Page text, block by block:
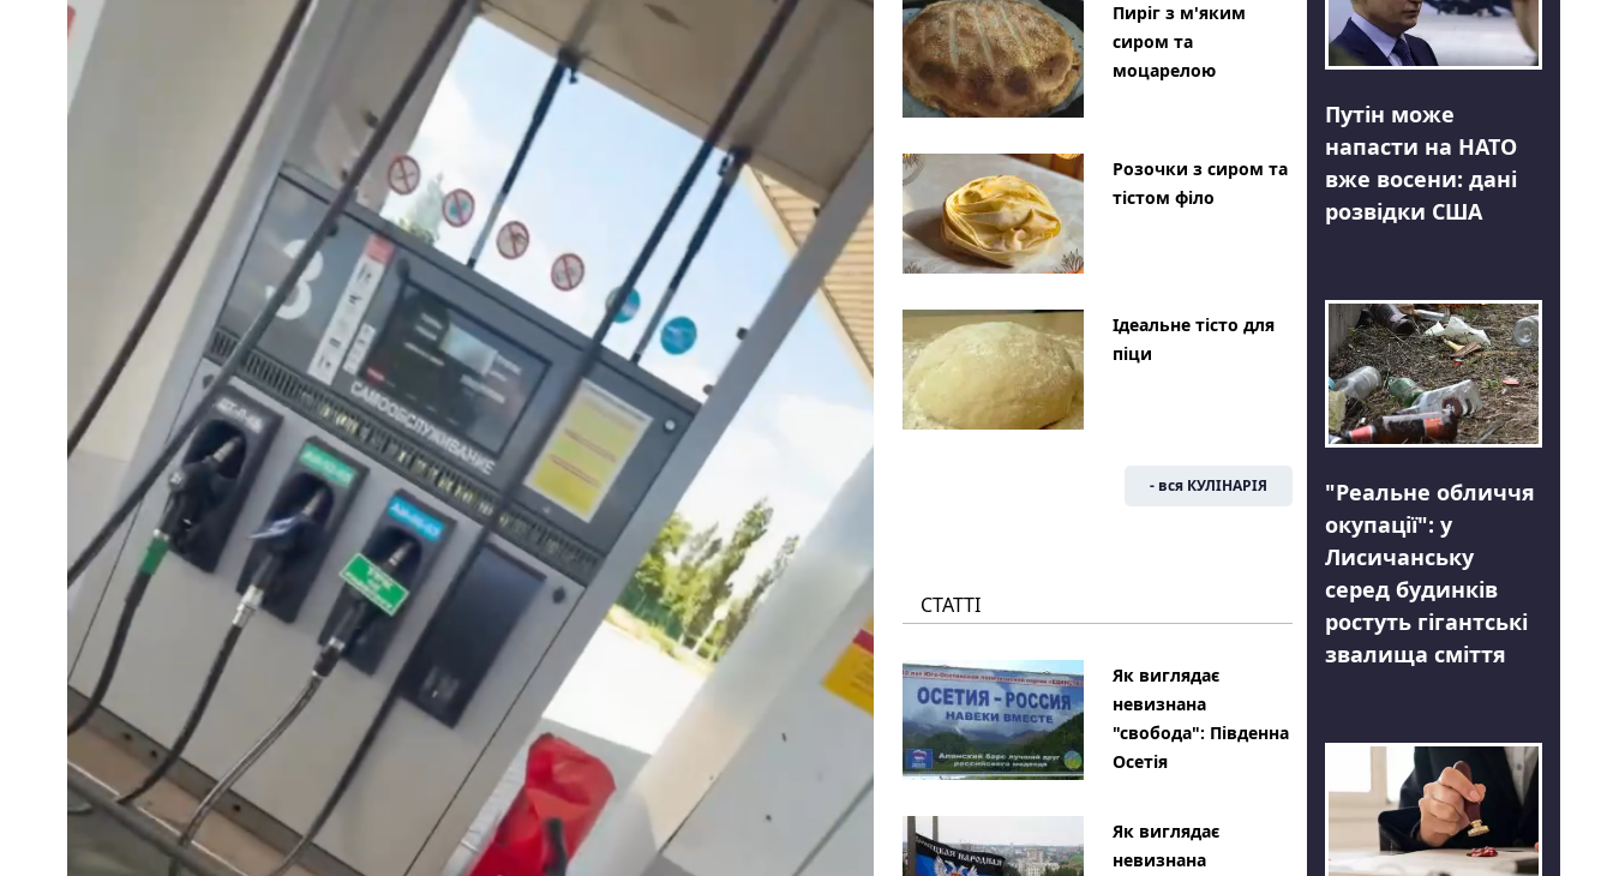
Пиріг з м'яким
сиром та
моцарелою
Розочки з сиром та
тістом філо
Ідеальне тісто для
піци
- вся КУЛІНАРІЯ
СТАТТІ
Як виглядає
невизнана
"свобода": Південна
Осетія
Як виглядає
невизнана
Путін може
напасти на НАТО
вже восени: дані
розвідки США
"Реальне обличчя
окупації": у
Лисичанську
серед будинків
ростуть гігантські
звалища сміття